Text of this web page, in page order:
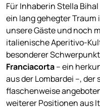
Für Inhaberin Stella
ein lang gehegter Traum
unsere Gäste und noch
italienische Aperitivo-
besonderer
Franciacorta– ein
aus der Lombardei –,
flaschenweise
weiterer Positionen aus